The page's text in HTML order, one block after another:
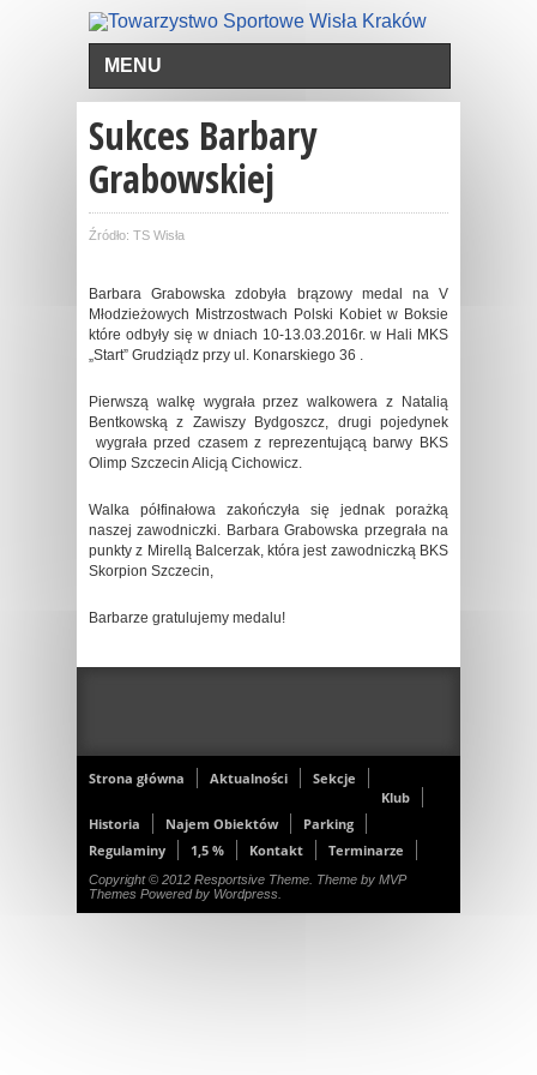
MENU
Sukces Barbary
Grabowskiej
Źródło: TS Wisła
Barbara Grabowska zdobyła brązowy medal na V
Młodzieżowych Mistrzostwach Polski Kobiet w Boksie
które odbyły się w dniach 10-13.03.2016r. w Hali MKS
„Start” Grudziądz przy ul. Konarskiego 36 .
Pierwszą walkę wygrała przez walkowera z Natalią
Bentkowską z Zawiszy Bydgoszcz, drugi pojedynek
wygrała przed czasem z reprezentującą barwy BKS
Olimp Szczecin Alicją Cichowicz.
Walka półfinałowa zakończyła się jednak porażką
naszej zawodniczki. Barbara Grabowska przegrała na
punkty z Mirellą Balcerzak, która jest zawodniczką BKS
Skorpion Szczecin,
Barbarze gratulujemy medalu!
Strona główna Aktualności
Sekcje
Klub
Historia
Najem Obiektów
Parking
Regulaminy
1,5 % Kontakt Terminarze
Copyright © 2012 Resportsive Theme. Theme by MVP
Themes Powered by Wordpress.